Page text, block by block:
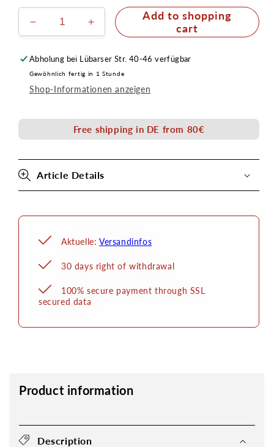
Verringere
die
Menge
für
Verschlussstopfen
1/4"
mit
Innensechskant
inkl.
Erhöhe
die
Menge
für
Verschlussstopfen
1/4"
mit
Innensechskant
inkl.
Add to shopping
cart
Abholung bei Lübarser Str. 40-46 verfügbar
Gewöhnlich fertig in 1 Stunde
Shop-Informationen anzeigen
Free shipping in DE from 80€
Article Details
Aktuelle: Versandinfos
30 days right of withdrawal
100% secure payment through SSL
secured data
Product information
Description